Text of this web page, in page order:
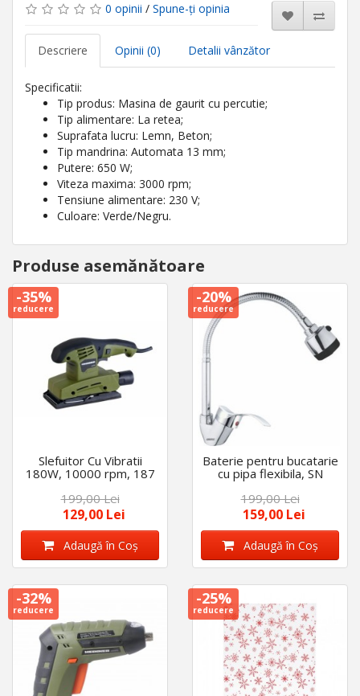
0 opinii / Spune-ţi opinia
Descriere Opinii (0) Detalii vânzător
Specificatii:
Tip produs: Masina de gaurit cu percutie;
Tip alimentare: La retea;
Suprafata lucru: Lemn, Beton;
Tip mandrina: Automata 13 mm;
Putere: 650 W;
Viteza maxima: 3000 rpm;
Tensiune alimentare: 230 V;
Culoare: Verde/Negru.
Produse asemănătoare
-35%
reducere
Slefuitor Cu Vibratii
180W, 10000 rpm, 187
199,00 Lei
129,00 Lei
Adaugă în Coş
-20%
reducere
Baterie pentru bucatarie
cu pipa flexibila, SN
0017, monocomanda
199,00 Lei
159,00 Lei
Adaugă în Coş
-32%
reducere
-25%
reducere